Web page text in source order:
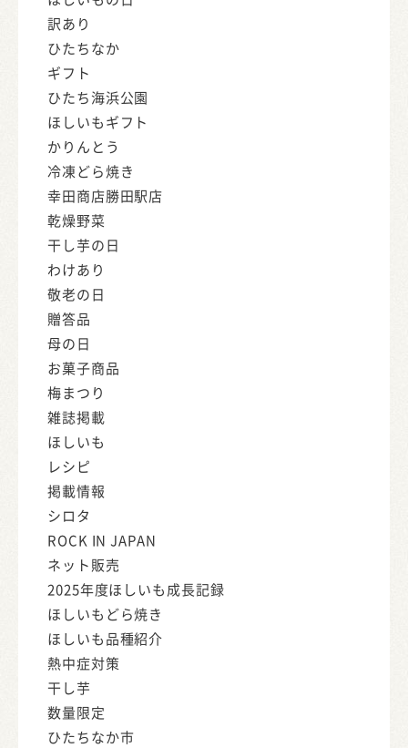
訳あり
ひたちなか
ギフト
ひたち海浜公園
ほしいもギフト
かりんとう
冷凍どら焼き
幸田商店勝田駅店
乾燥野菜
干し芋の日
わけあり
敬老の日
贈答品
母の日
お菓子商品
梅まつり
雑誌掲載
ほしいも
レシピ
掲載情報
シロタ
ROCK IN JAPAN
ネット販売
2025年度ほしいも成長記録
ほしいもどら焼き
ほしいも品種紹介
熱中症対策
干し芋
数量限定
ひたちなか市